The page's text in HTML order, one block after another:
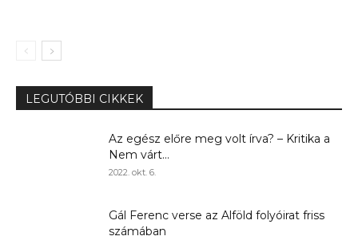
LEGUTÓBBI CIKKEK
Az egész előre meg volt írva? – Kritika a
Nem várt...
2022. okt. 6.
Gál Ferenc verse az Alföld folyóirat friss
számában